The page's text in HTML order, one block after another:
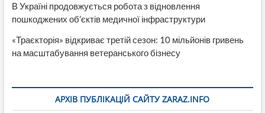
В Україні продовжується робота з відновлення
пошкоджених об’єктів медичної інфраструктури
«Траєкторія» відкриває третій сезон: 10 мільйонів гривень
на масштабування ветеранського бізнесу
АРХІВ ПУБЛІКАЦІЙ САЙТУ ZARAZ.INFO